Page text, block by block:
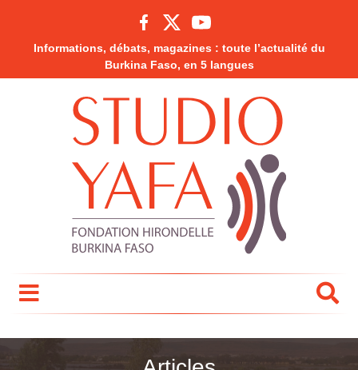
Informations, débats, magazines : toute l’actualité du
Burkina Faso, en 5 langues